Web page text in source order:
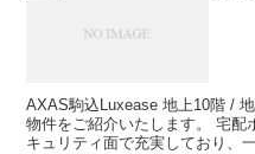
AXAS駒込Luxease 地上10階 / 地下なしの物件AXAS駒込Luxeaseの
物件をご紹介いたします。 宅配ボックス、防犯カメラ、TVホンとセ
キュリティ面で充実しており、